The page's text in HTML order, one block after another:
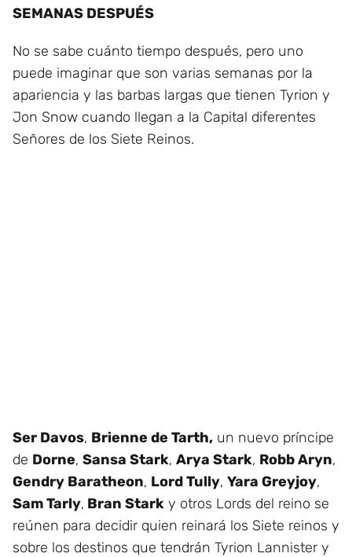
SEMANAS DESPUÉS
No se sabe cuánto tiempo después, pero uno
puede imaginar que son varias semanas por la
apariencia y las barbas largas que tienen Tyrion y
Jon Snow cuando llegan a la Capital diferentes
Señores de los Siete Reinos.
Ser Davos, Brienne de Tarth, un nuevo príncipe
de Dorne, Sansa Stark, Arya Stark, Robb Aryn,
Gendry Baratheon, Lord Tully, Yara Greyjoy,
Sam Tarly, Bran Stark y otros Lords del reino se
reúnen para decidir quien reinará los Siete reinos y
sobre los destinos que tendrán Tyrion Lannister y